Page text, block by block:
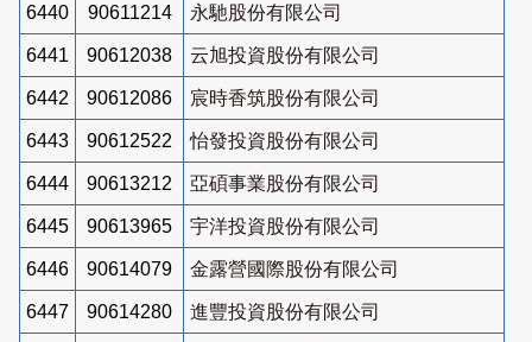
6440 90611214 永馳股份有限公司
6441 90612038 云旭投資股份有限公司
6442 90612086 宸時香筑股份有限公司
6443 90612522 怡發投資股份有限公司
6444 90613212 亞碩事業股份有限公司
6445 90613965 宇洋投資股份有限公司
6446 90614079 金露營國際股份有限公司
6447 90614280 進豐投資股份有限公司